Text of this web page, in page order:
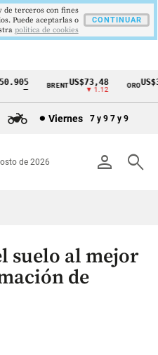
BRENTUS$73,48
▼ 1.12
ORO
Viernes 7 y 9 7 y 9
person search
de 2026
suelo al mejor
de
de terceros con fines
Puede aceptarlas o
politica de cookies
CONTINUAR